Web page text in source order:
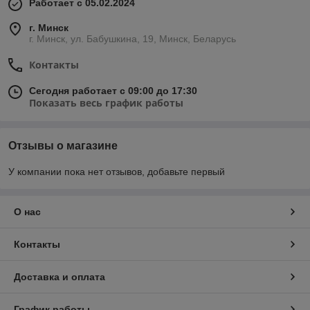
Работает с 05.02.2024
г. Минск
г. Минск, ул. Бабушкина, 19, Минск, Беларусь
Контакты
Сегодня работает с 09:00 до 17:30
Показать весь график работы
Отзывы о магазине
У компании пока нет отзывов, добавьте первый
О нас
Контакты
Доставка и оплата